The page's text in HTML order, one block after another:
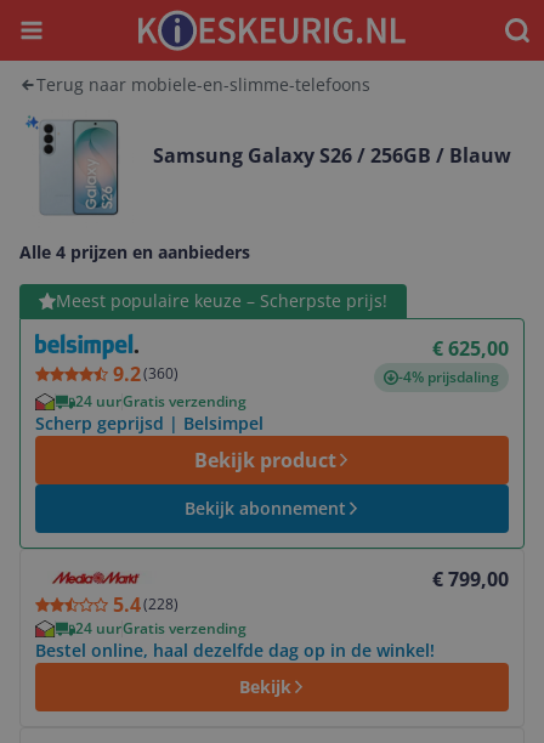
Menu
Terug naar mobiele-en-slimme-telefoons
Samsung Galaxy S26 / 256GB / Blauw
Alle 4 prijzen en aanbieders
Meest populaire keuze – Scherpste prijs!
9.2(360)
€ 625,00
-4% prijsdaling
24 uurGratis verzending
Scherp geprijsd | Belsimpel
Bekijk product
Bekijk abonnement
Bekijk product
5.4(228)
€ 799,00
24 uurGratis verzending
Bestel online, haal dezelfde dag op in de winkel!
Bekijk